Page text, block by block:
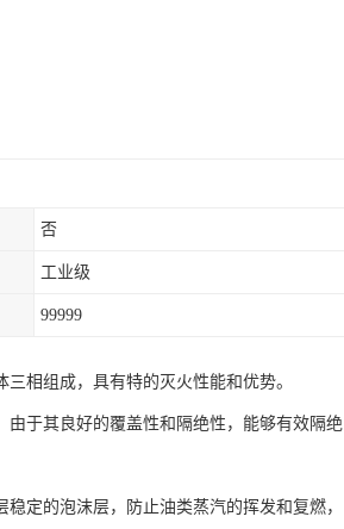
否
工业级
99999
相组成，具有特的灭火性能和优势。
于其良好的覆盖性和隔绝性，能够有效隔绝
定的泡沫层，防止油类蒸汽的挥发和复燃，